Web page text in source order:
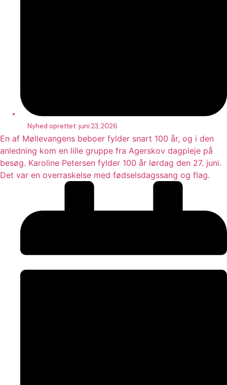
Nyhed oprettet: juni 23, 2026
En af Møllevangens beboer fylder snart 100 år, og i den
anledning kom en lille gruppe fra Agerskov dagpleje på
besøg. Karoline Petersen fylder 100 år lørdag den 27. juni.
Det var en overraskelse med fødselsdagssang og flag.